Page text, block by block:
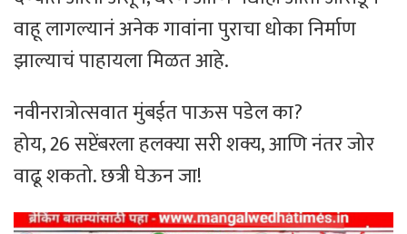
वाहू लागल्यानं अनेक गावांना पुराचा धोका निर्माण
झाल्याचं पाहायला मिळत आहे.
नवीनरात्रोत्सवात मुंबईत पाऊस पडेल का?
होय, 26 सप्टेंबरला हलक्या सरी शक्य, आणि नंतर जोर
वाढू शकतो. छत्री घेऊन जा!